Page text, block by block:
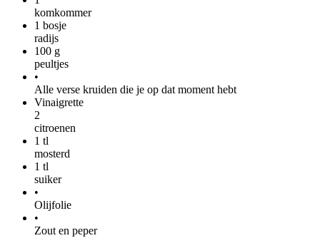
komkommer
1 bosje
radijs
100 g
peultjes
•
Alle verse kruiden die je op dat moment hebt
Vinaigrette
2
citroenen
1 tl
mosterd
1 tl
suiker
•
Olijfolie
•
Zout en peper